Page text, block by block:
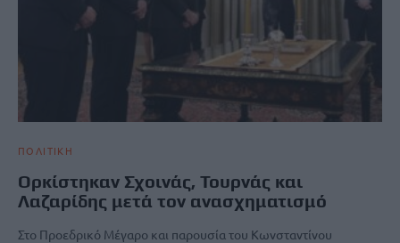
ΠΟΛΙΤΙΚΗ
Ορκίστηκαν Σχοινάς, Τουρνάς και
Λαζαρίδης μετά τον ανασχηματισμό
Στο Προεδρικό Μέγαρο και παρουσία του Κωνσταντίνου